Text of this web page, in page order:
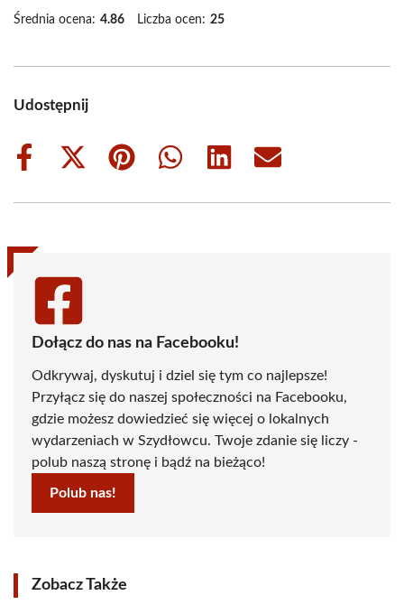
Średnia ocena: 4.86 Liczba ocen: 25
Udostępnij
Share
Share
(Twitter)
Share
Share
Share
Share
Dołącz do nas na Facebooku!
Odkrywaj, dyskutuj i dziel się tym co najlepsze!
Przyłącz się do naszej społeczności na Facebooku,
gdzie możesz dowiedzieć się więcej o lokalnych
wydarzeniach w Szydłowcu. Twoje zdanie się liczy -
polub naszą stronę i bądź na bieżąco!
Polub nas!
Zobacz Także